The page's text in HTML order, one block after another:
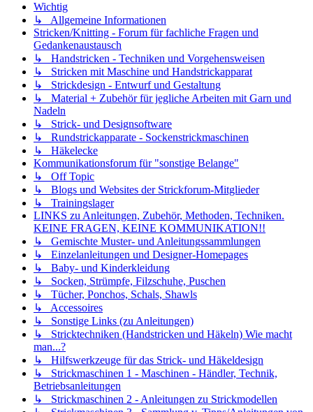
Wichtig
↳ Allgemeine Informationen
Stricken/Knitting - Forum für fachliche Fragen und
Gedankenaustausch
↳ Handstricken - Techniken und Vorgehensweisen
↳ Stricken mit Maschine und Handstrickapparat
↳ Strickdesign - Entwurf und Gestaltung
↳ Material + Zubehör für jegliche Arbeiten mit Garn und
Nadeln
↳ Strick- und Designsoftware
↳ Rundstrickapparate - Sockenstrickmaschinen
↳ Häkelecke
Kommunikationsforum für "sonstige Belange"
↳ Off Topic
↳ Blogs und Websites der Strickforum-Mitglieder
↳ Trainingslager
LINKS zu Anleitungen, Zubehör, Methoden, Techniken.
KEINE FRAGEN, KEINE KOMMUNIKATION!!
↳ Gemischte Muster- und Anleitungssammlungen
↳ Einzelanleitungen und Designer-Homepages
↳ Baby- und Kinderkleidung
↳ Socken, Strümpfe, Filzschuhe, Puschen
↳ Tücher, Ponchos, Schals, Shawls
↳ Accessoires
↳ Sonstige Links (zu Anleitungen)
↳ Stricktechniken (Handstricken und Häkeln) Wie macht
man...?
↳ Hilfswerkzeuge für das Strick- und Häkeldesign
↳ Strickmaschinen 1 - Maschinen - Händler, Technik,
Betriebsanleitungen
↳ Strickmaschinen 2 - Anleitungen zu Strickmodellen